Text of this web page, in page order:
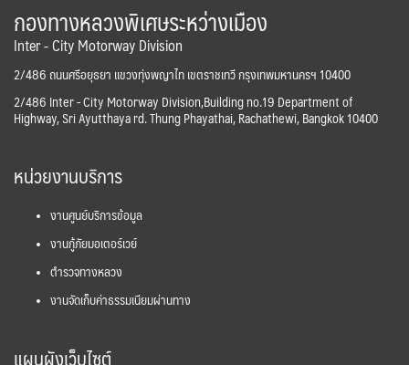
กองทางหลวงพิเศษระหว่างเมือง
Inter - City Motorway Division
2/486 ถนนศรีอยุธยา แขวงทุ่งพญาไท เขตราชเทวี กรุงเทพมหานครฯ 10400
2/486 Inter - City Motorway Division,Building no.19 Department of
Highway, Sri Ayutthaya rd. Thung Phayathai, Rachathewi, Bangkok 10400
หน่วยงานบริการ
งานศูนย์บริการข้อมูล
งานกู้ภัยมอเตอร์เวย์
ตำรวจทางหลวง
งานจัดเก็บค่าธรรมเนียมผ่านทาง
แผนผังเว็บไซต์